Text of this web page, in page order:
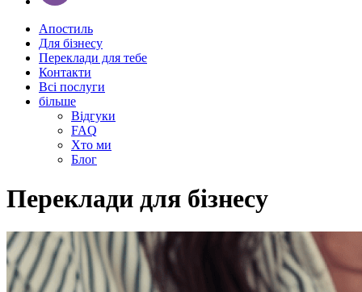
Апостиль
Для бізнесу
Переклади для тебе
Контакти
Всі послуги
більше
Відгуки
FAQ
Хто ми
Блог
Переклади для бізнесу